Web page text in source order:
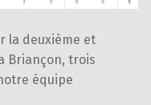
la deuxième et
Briançon, trois
équipe